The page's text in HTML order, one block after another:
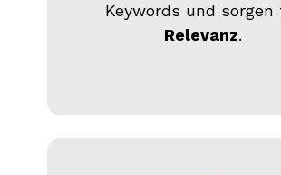
Keywords und sorgen
Relevanz.